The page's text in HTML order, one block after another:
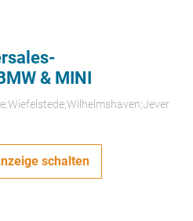
& MINI
schalten